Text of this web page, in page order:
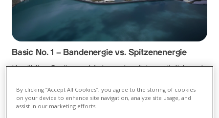
Basic No. 1 – Bandenergie vs. Spitzenenergie
Unzählige Geräte und Anlagen benötigen täglich und
produzierter Strom, der den Grundbedarf an
Elektrizität deckt. In der Schweiz stellen
By clicking “Accept All Cookies”, you agree to the storing of cookies
on your device to enhance site navigation, analyze site usage, and
assist in our marketing efforts.